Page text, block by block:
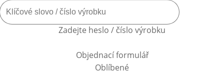
Zadejte heslo / číslo výrobku
Objednací formulář
Oblíbené